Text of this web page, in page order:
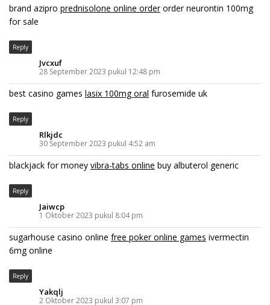
brand azipro prednisolone online orderorder neurontin 100mg
for sale
Reply
Jvcxuf
28 September 2023 pukul 12:48 pm
best casino games lasix 100mg oral furosemide uk
Reply
Rlkjdc
30 September 2023 pukul 4:52 am
blackjack for money vibra-tabs online buy albuterol generic
Reply
Jaiwcp
1 Oktober 2023 pukul 8:04 pm
sugarhouse casino online free poker online games ivermectin
6mg online
Reply
Yakqlj
2 Oktober 2023 pukul 3:07 pm